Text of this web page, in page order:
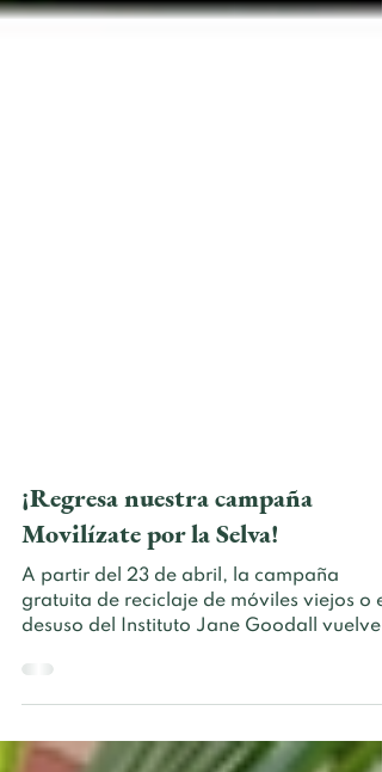
¡Regresa nuestra campaña
Movilízate por la Selva!
A partir del 23 de abril, la campaña
desuso del Instituto Jane Goodall vuelve